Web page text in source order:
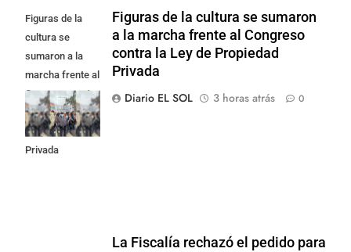
Figuras de la
cultura se
sumaron a la
marcha frente al
Congreso contra
la Ley de
Propiedad
Privada
Figuras de la cultura se sumaron
a la marcha frente al Congreso
contra la Ley de Propiedad
Privada
Diario EL SOL
3 horas atrás 0
La Fiscalía rechazó el pedido para